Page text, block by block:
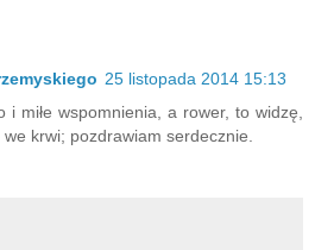
25 listopada 2014 15:13
i miłe wspomnienia, a rower, to widzę,
krwi; pozdrawiam serdecznie.